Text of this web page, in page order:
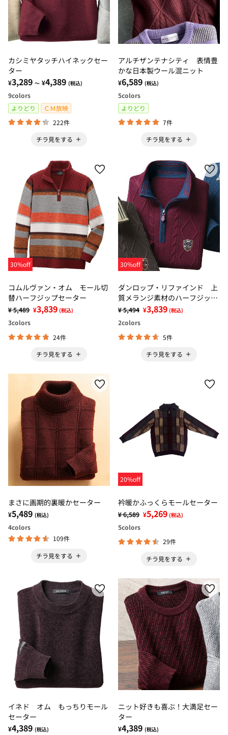
カシミヤタッチハイネックセー
ター
¥3,289 ～ ¥4,389 (税込)
9colors
よりどり
ＣＭ放映
222件
チラ見をする
アルチザンテナシティ 表情豊
かな日本製ウール混ニット
¥6,589 (税込)
5colors
よりどり
7件
チラ見をする
30%off
コムルヴァン・オム モール切
替ハーフジップセーター
¥ 5,489 ¥3,839 (税込)
3colors
24件
チラ見をする
30%off
ダンロップ・リファインド 上
質メランジ素材のハーフジップ
セーター
¥ 5,494 ¥3,839 (税込)
2colors
5件
チラ見をする
まさに画期的裏暖かセーター
¥5,489 (税込)
4colors
109件
チラ見をする
20%off
衿暖かふっくらモールセーター
¥ 6,589 ¥5,269 (税込)
5colors
29件
チラ見をする
イネド オム もっちりモール
セーター
¥4,389 (税込)
ニット好きも喜ぶ！大満足セー
ター
¥4,389 (税込)